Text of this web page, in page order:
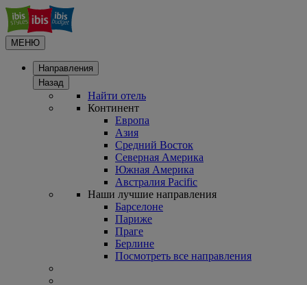
МЕНЮ
Направления
Назад
Найти отель
Континент
Европа
Азия
Средний Восток
Северная Америка
Южная Америка
Австралия Pacific
Наши лучшие направления
Барселоне
Париже
Праге
Берлине
Посмотреть все направления